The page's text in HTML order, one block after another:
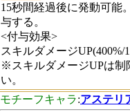
15秒間経過後に発動可能
与する。
<付与効果>
スキルダメージUP(400%/
※スキルダメージUPは制
い。
モチーフキャラ:アステリ